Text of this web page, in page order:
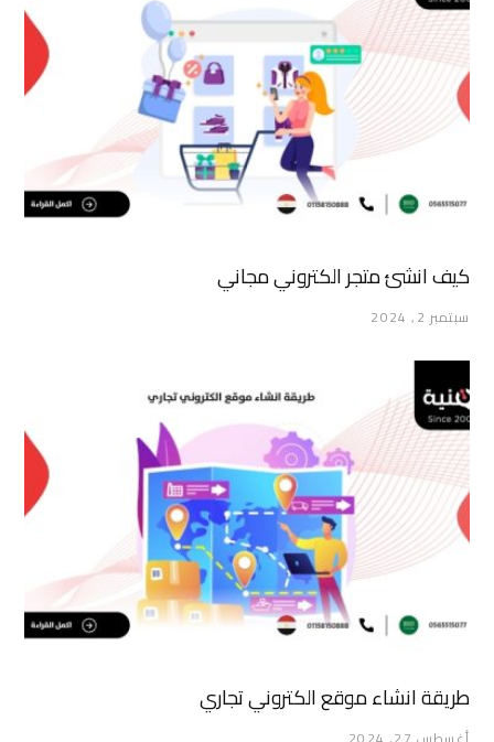
كيف انشئ متجر الكتروني مجاني
سبتمبر 2, 2024
طريقة انشاء موقع الكتروني تجاري